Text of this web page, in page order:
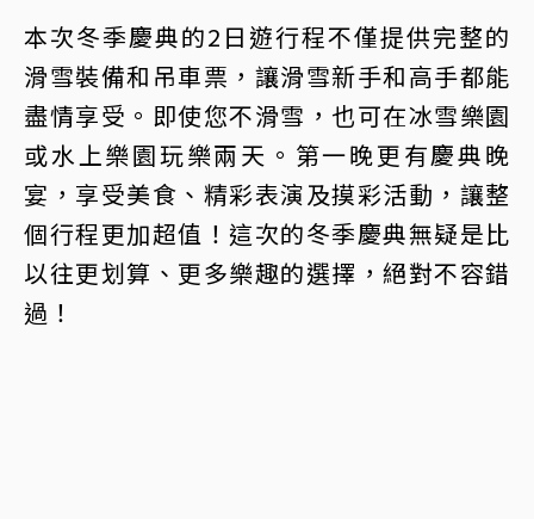
本次冬季慶典的2日遊行程不僅提供完整的
滑雪裝備和吊車票，讓滑雪新手和高手都能
盡情享受。即使您不滑雪，也可在冰雪樂園
或水上樂園玩樂兩天。第一晚更有慶典晚
宴，享受美食、精彩表演及摸彩活動，讓整
個行程更加超值！這次的冬季慶典無疑是比
以往更划算、更多樂趣的選擇，絕對不容錯
過！